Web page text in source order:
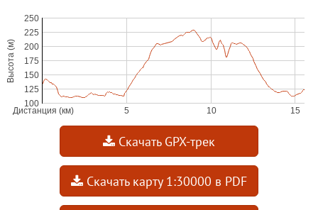
Скачать GPX-трек
Скачать карту 1:30000 в PDF